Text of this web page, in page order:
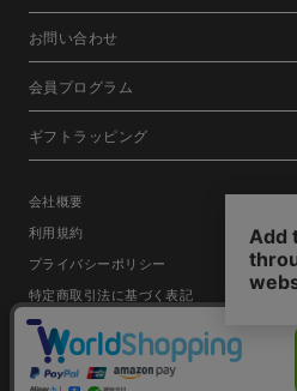
お問い合わせ
会員プログラム
ギフトラッピング
会社概要
利用規約
プライバシーポリシー
特定商取引法に基づく表記
日本語 English